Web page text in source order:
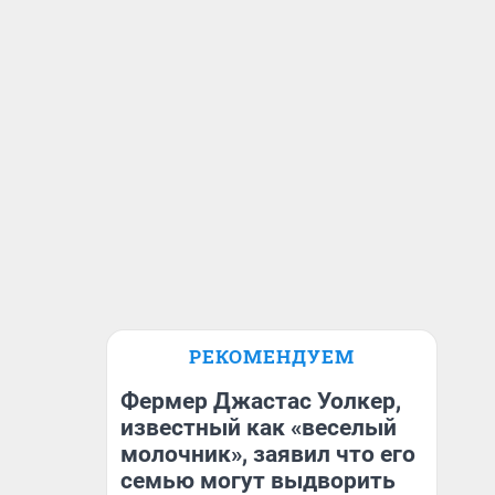
РЕКОМЕНДУЕМ
Фермер Джастас Уолкер,
известный как «веселый
молочник», заявил что его
семью могут выдворить